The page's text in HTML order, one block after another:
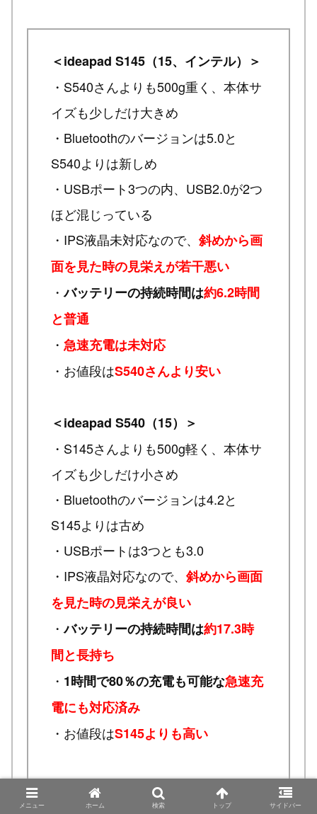
＜ideapad S145（15、インテル）＞
・S540さんよりも500g重く、本体サ
イズも少しだけ大きめ
・Bluetoothのバージョンは5.0と
S540よりは新しめ
・USBポート3つの内、USB2.0が2つ
ほど混じっている
・IPS液晶未対応なので、斜めから画
面を見た時の見栄えが若干悪い
・バッテリーの持続時間は約6.2時間
と普通
・急速充電は未対応
・お値段はS540さんより安い
＜ideapad S540（15）＞
・S145さんよりも500g軽く、本体サ
イズも少しだけ小さめ
・Bluetoothのバージョンは4.2と
S145よりは古め
・USBポートは3つとも3.0
・IPS液晶対応なので、斜めから画面
を見た時の見栄えが良い
・バッテリーの持続時間は約17.3時
間と長持ち
・ 1時間で80％の充電も可能な急速充
電にも対応済み
・お値段はS145よりも高い
メニュー ホーム 検索 トップ サイドバー